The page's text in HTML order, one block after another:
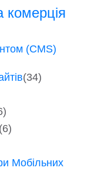
комерція
(CMS)
(34)
(6)
Мобільних